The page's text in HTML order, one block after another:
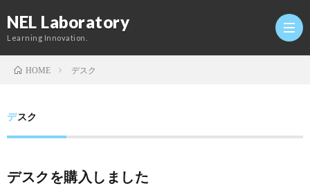
NEL Laboratory
Learning Innovation.
研
HOME デスク
デスク
デスクを購入しました